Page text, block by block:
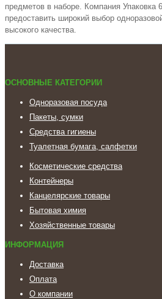
предметов в наборе. Компания Упаковка
предоставить широкий выбор
высокого качества.
ОСНОВНЫЕ КАТЕГОРИИ
Одноразовая посуда
Пакеты, сумки
Средства гигиены
Туалетная бумага, салфетки
Косметические средства
Контейнеры
Канцелярские товары
Бытовая химия
Хозяйственные товары
ИНФОРМАЦИЯ
Доставка
Оплата
О компании